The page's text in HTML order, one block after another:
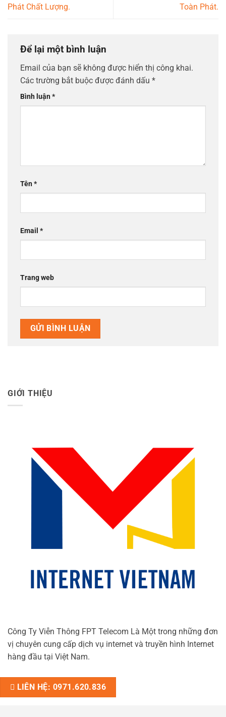
Phát Chất Lượng.
Toàn Phát.
Để lại một bình luận
Email của bạn sẽ không được hiển thị công khai.
Các trường bắt buộc được đánh dấu *
Bình luận*
Tên*
Email *
Trang web
GIỚI THIỆU
Công Ty Viễn Thông FPT Telecom Là Một trong những đơn
vị chuyên cung cấp dịch vụ internet và truyền hình Internet
hàng đầu tại Việt Nam.
LIÊN HỆ: 0971.620.836